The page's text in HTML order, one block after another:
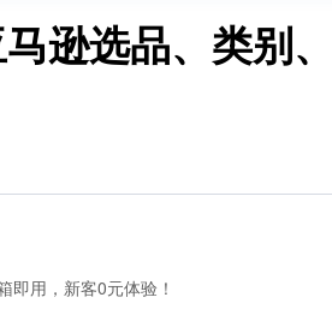
逊选品、类别
即用，新客0元体验！